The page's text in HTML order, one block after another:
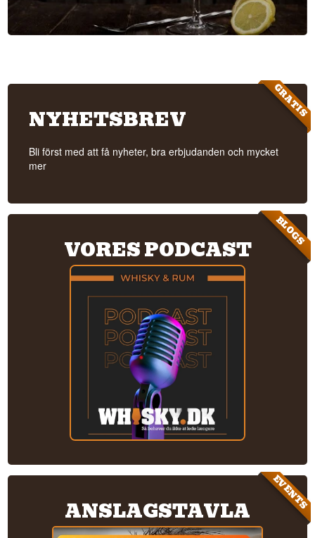
GRATIS
NYHETSBREV
Bli först med att få nyheter, bra erbjudanden och mycket
mer
BLOGS
VORES PODCAST
EVENTS
ANSLAGSTAVLA